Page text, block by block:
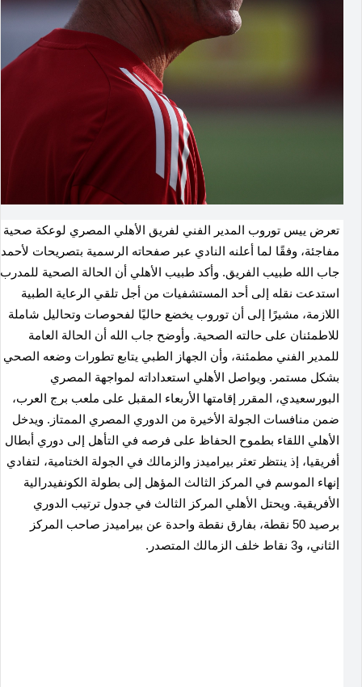
تعرض ييس توروب المدير الفني لفريق الأهلي المصري لوعكة صحية
مفاجئة، وفقًا لما أعلنه النادي عبر صفحاته الرسمية بتصريحات لأحمد
جاب الله طبيب الفريق. وأكد طبيب الأهلي أن الحالة الصحية للمدرب
استدعت نقله إلى أحد المستشفيات من أجل تلقي الرعاية الطبية
اللازمة، مشيرًا إلى أن توروب يخضع حاليًا لفحوصات وتحاليل شاملة
للاطمئنان على حالته الصحية. وأوضح جاب الله أن الحالة العامة
للمدير الفني مطمئنة، وأن الجهاز الطبي يتابع تطورات وضعه الصحي
بشكل مستمر . ويواصل الأهلي استعداداته لمواجهة المصري
البورسعيدي، المقرر إقامتها الأربعاء المقبل على ملعب برج العرب،
ضمن منافسات الجولة الأخيرة من الدوري المصري الممتاز . ويدخل
الأهلي اللقاء بطموح الحفاظ على فرصه في التأهل إلى دوري أبطال
أفريقيا، إذ ينتظر تعثر بيراميدز والزمالك في الجولة الختامية، لتفادي
إنهاء الموسم في المركز الثالث المؤهل إلى بطولة الكونفيدرالية
الأفريقية. ويحتل الأهلي المركز الثالث في جدول ترتيب الدوري
برصيد 50 نقطة، بفارق نقطة واحدة عن بيراميدز صاحب المركز
الثاني، و3 نقاط خلف الزمالك المتصدر.